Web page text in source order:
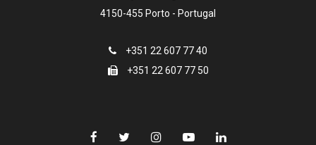
4150-455 Porto - Portugal
+351 22 607 77 40
+351 22 607 77 50